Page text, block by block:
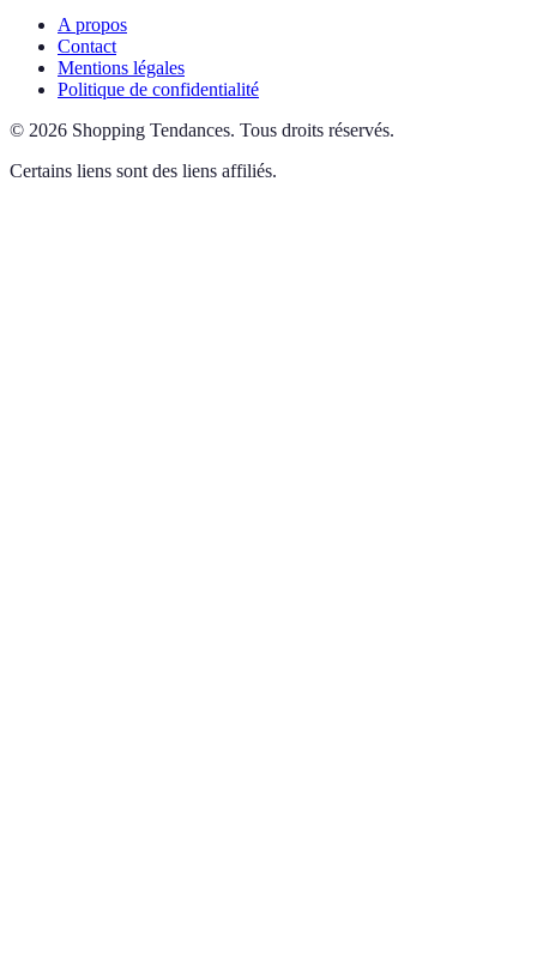
A propos
Contact
Mentions légales
Politique de confidentialité
© 2026 Shopping Tendances. Tous droits réservés.
Certains liens sont des liens affiliés.